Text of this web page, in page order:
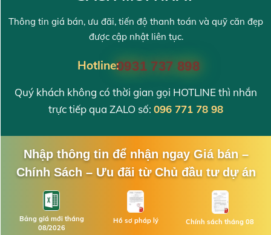
Thông tin giá bán, ưu đãi, tiến độ thanh toán và quỹ căn đẹp
được cập nhật liên tục.
Hotline: 0931 737 898
Quý khách không có thời gian gọi HOTLINE thì nhắn
trực tiếp qua ZALO số: 096 771 78 98
Nhập thông tin để nhận ngay Giá bán –
Chính Sách – Ưu đãi từ Chủ đầu tư dự án
Bảng giá mới tháng
08/2026
Hồ sơ pháp lý Chính sách tháng 08